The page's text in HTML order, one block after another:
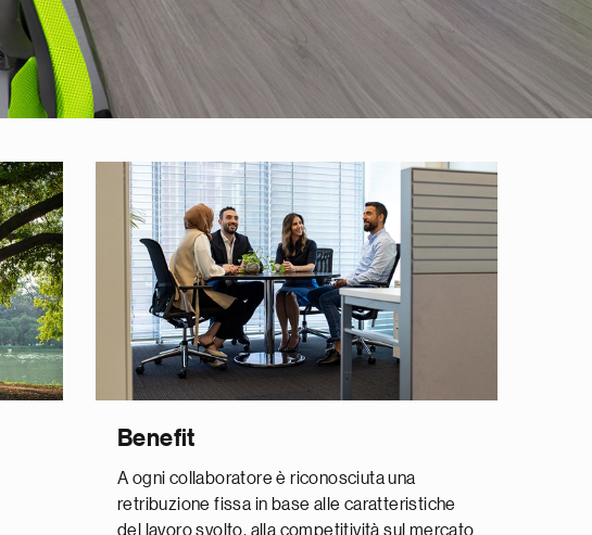
Benefit
A ogni collaboratore è riconosciuta una
retribuzione fissa in base alle caratteristiche
del lavoro svolto, alla competitività sul mercato